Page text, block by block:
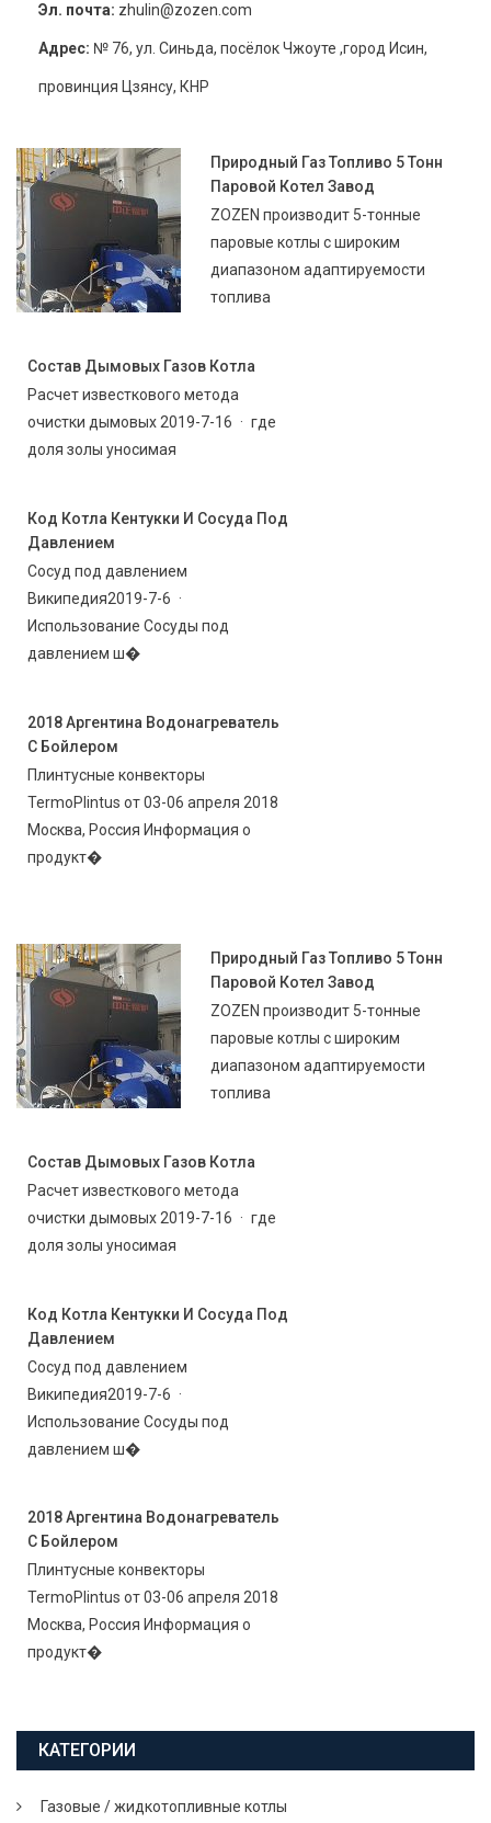
Эл. почта: zhulin@zozen.com
Адрес: № 76, ул. Синьда, посёлок Чжоуте ,город Исин,
провинция Цзянсу, КНР
Природный Газ Топливо 5 Тонн
Паровой Котел Завод
ZOZEN производит 5-тонные
паровые котлы с широким
диапазоном адаптируемости
топлива
Состав Дымовых Газов Котла
Расчет известкового метода
очистки дымовых 2019-7-16 · где
доля золы уносимая
Код Котла Кентукки И Сосуда Под
Давлением
Сосуд под давлением
Википедия2019-7-6 ·
Использование Сосуды под
давлением ш�
2018 Аргентина Водонагреватель
С Бойлером
Плинтусные конвекторы
TermoPlintus от 03-06 апреля 2018
Москва, Россия Информация о
продукт�
Природный Газ Топливо 5 Тонн
Паровой Котел Завод
ZOZEN производит 5-тонные
паровые котлы с широким
диапазоном адаптируемости
топлива
Состав Дымовых Газов Котла
Расчет известкового метода
очистки дымовых 2019-7-16 · где
доля золы уносимая
Код Котла Кентукки И Сосуда Под
Давлением
Сосуд под давлением
Википедия2019-7-6 ·
Использование Сосуды под
давлением ш�
2018 Аргентина Водонагреватель
С Бойлером
Плинтусные конвекторы
TermoPlintus от 03-06 апреля 2018
Москва, Россия Информация о
продукт�
КАТЕГОРИИ
Газовые / жидкотопливные котлы